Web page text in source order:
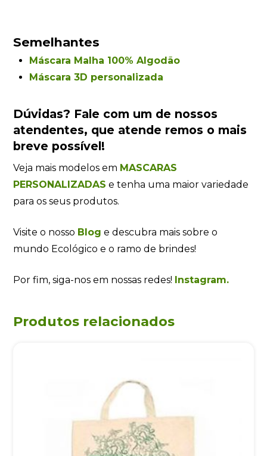
Semelhantes
Máscara Malha 100% Algodão
Máscara 3D personalizada
Dúvidas? Fale com um de nossos
atendentes, que atende remos o mais
breve possível!
Veja mais modelos em MASCARAS
PERSONALIZADAS e tenha uma maior variedade
para os seus produtos.
Visite o nosso Blog e descubra mais sobre o
mundo Ecológico e o ramo de brindes!
Por fim, siga-nos em nossas redes! Instagram.
Produtos relacionados